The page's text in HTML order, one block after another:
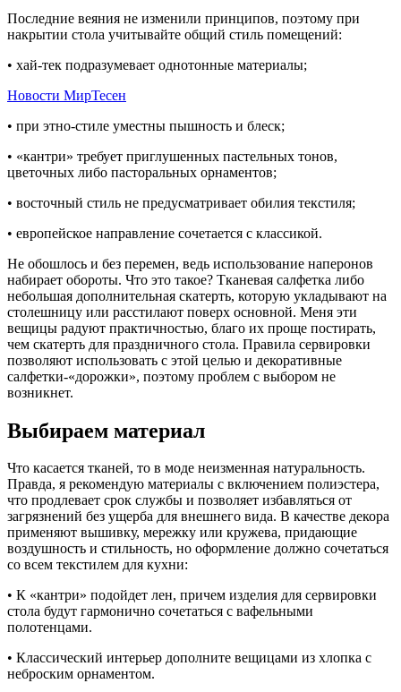
Последние веяния не изменили принципов, поэтому при
накрытии стола учитывайте общий стиль помещений:
• хай-тек подразумевает однотонные материалы;
Новости МирТесен
• при этно-стиле уместны пышность и блеск;
• «кантри» требует приглушенных пастельных тонов,
цветочных либо пасторальных орнаментов;
• восточный стиль не предусматривает обилия текстиля;
• европейское направление сочетается с классикой.
Не обошлось и без перемен, ведь использование наперонов
набирает обороты. Что это такое? Тканевая салфетка либо
небольшая дополнительная скатерть, которую укладывают на
столешницу или расстилают поверх основной. Меня эти
вещицы радуют практичностью, благо их проще постирать,
чем скатерть для праздничного стола. Правила сервировки
позволяют использовать с этой целью и декоративные
салфетки-«дорожки», поэтому проблем с выбором не
возникнет.
Выбираем материал
Что касается тканей, то в моде неизменная натуральность.
Правда, я рекомендую материалы с включением полиэстера,
что продлевает срок службы и позволяет избавляться от
загрязнений без ущерба для внешнего вида. В качестве декора
применяют вышивку, мережку или кружева, придающие
воздушность и стильность, но оформление должно сочетаться
со всем текстилем для кухни:
• К «кантри» подойдет лен, причем изделия для сервировки
стола будут гармонично сочетаться с вафельными
полотенцами.
• Классический интерьер дополните вещицами из хлопка с
неброским орнаментом.